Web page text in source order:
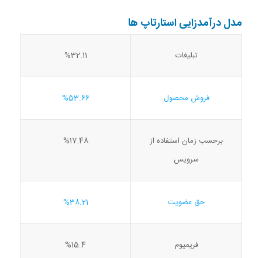
مدل درآمدزایی استارتاپ ها
تبلیغات %32.11
فروش محصول %53.66
برحسب زمان استفاده از
سرویس
%17.48
حق عضویت %38.21
فریمیوم %15.4